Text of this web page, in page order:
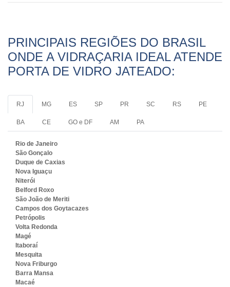
PRINCIPAIS REGIÕES DO BRASIL
ONDE A VIDRAÇARIA IDEAL ATENDE
PORTA DE VIDRO JATEADO:
RJ MG ES SP PR SC RS PE
BA CE GO e DF AM PA
Rio de Janeiro
São Gonçalo
Duque de Caxias
Nova Iguaçu
Niterói
Belford Roxo
São João de Meriti
Campos dos Goytacazes
Petrópolis
Volta Redonda
Magé
Itaboraí
Mesquita
Nova Friburgo
Barra Mansa
Macaé